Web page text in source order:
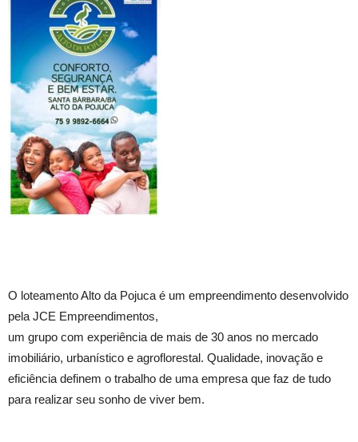
O loteamento Alto da Pojuca é um empreendimento desenvolvido
pela JCE Empreendimentos,
um grupo com experiência de mais de 30 anos no mercado
imobiliário, urbanístico e agroflorestal. Qualidade, inovação e
eficiência definem o trabalho de uma empresa que faz de tudo
para realizar seu sonho de viver bem.